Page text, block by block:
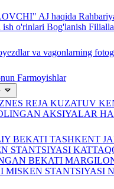
AJ haqida
ish o'rinlari Bog'lanish
va vagonlarning
Farmoyishlar
REJA KUZATUV
AKSIYALAR
BEKATI TASHKENT
STANTSIYASI
BEKATI
MISKEN STANTSIYASI